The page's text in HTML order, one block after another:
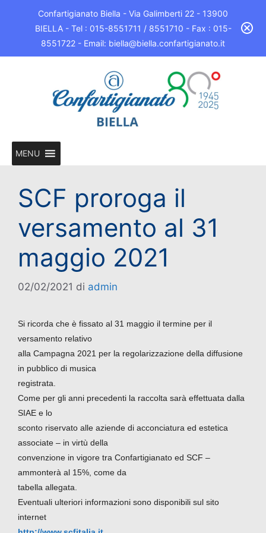
Confartigianato Biella - Via Galimberti 22 - 13900
BIELLA - Tel : 015-8551711 / 8551710 - Fax : 015-
8551722 - Email: biella@biella.confartigianato.it
MENU
SCF proroga il
versamento al 31
maggio 2021
02/02/2021 di admin
Si ricorda che è fissato al 31 maggio il termine per il
versamento relativo
alla Campagna 2021 per la regolarizzazione della diffusione
in pubblico di musica
registrata.
Come per gli anni precedenti la raccolta sarà effettuata dalla
SIAE e lo
sconto riservato alle aziende di acconciatura ed estetica
associate – in virtù della
convenzione in vigore tra Confartigianato ed SCF –
ammonterà al 15%, come da
tabella allegata.
Eventuali ulteriori informazioni sono disponibili sul sito
internet